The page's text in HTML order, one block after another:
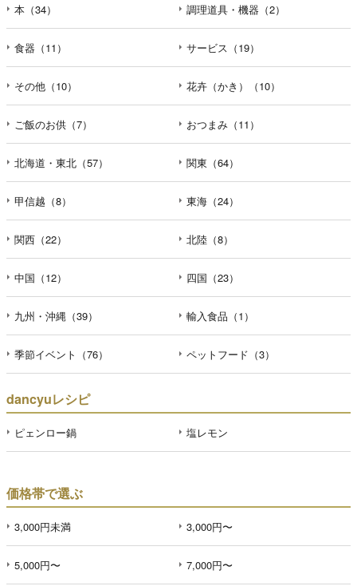
本（34） 調理道具・機器（2）
食器（11） サービス（19）
その他（10） 花卉（かき）（10）
ご飯のお供（7） おつまみ（11）
北海道・東北（57） 関東（64）
甲信越（8） 東海（24）
関西（22） 北陸（8）
中国（12） 四国（23）
九州・沖縄（39） 輸入食品（1）
季節イベント（76） ペットフード（3）
dancyuレシピ
ピェンロー鍋 塩レモン
価格帯で選ぶ
3,000円未満 3,000円〜
5,000円〜 7,000円〜